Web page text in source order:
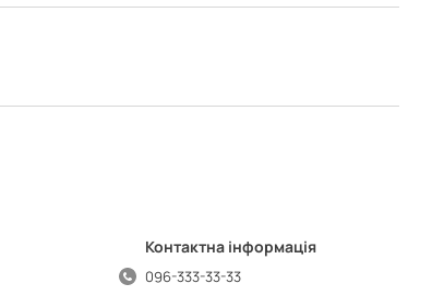
Контактна інформація
096-333-33-33